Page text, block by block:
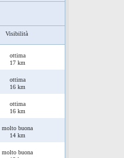
Visibilità
ottima
17 km
ottima
16 km
ottima
16 km
molto buona
14 km
molto buona